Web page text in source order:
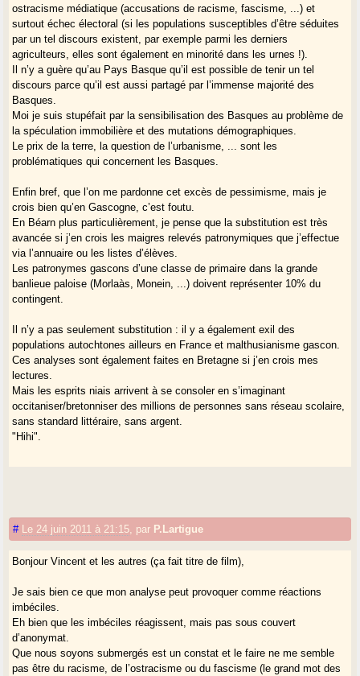
les fossoyeurs, du fait de leur nombre et de leur, déjà, suprématie dans
beaucoup d’endroits.
Amicalement.
ostracisme médiatique (accusations de racisme, fascisme, ...) et
surtout échec électoral (si les populations susceptibles d’être séduites
par un tel discours existent, par exemple parmi les derniers
agriculteurs, elles sont également en minorité dans les urnes !).
Il n’y a guère qu’au Pays Basque qu’il est possible de tenir un tel
discours parce qu’il est aussi partagé par l’immense majorité des
Basques.
Moi je suis stupéfait par la sensibilisation des Basques au problème de
la spéculation immobilière et des mutations démographiques.
Le prix de la terre, la question de l’urbanisme, ... sont les
problématiques qui concernent les Basques.
Enfin bref, que l’on me pardonne cet excès de pessimisme, mais je
crois bien qu’en Gascogne, c’est foutu.
En Béarn plus particulièrement, je pense que la substitution est très
avancée si j’en crois les maigres relevés patronymiques que j’effectue
via l’annuaire ou les listes d’élèves.
Les patronymes gascons d’une classe de primaire dans la grande
banlieue paloise (Morlaàs, Monein, ...) doivent représenter 10% du
contingent.
Il n’y a pas seulement substitution : il y a également exil des
populations autochtones ailleurs en France et malthusianisme gascon.
Ces analyses sont également faites en Bretagne si j’en crois mes
lectures.
Mais les esprits niais arrivent à se consoler en s’imaginant
occitaniser/bretonniser des millions de personnes sans réseau scolaire,
sans standard littéraire, sans argent.
"Hihi".
# Le 24 juin 2011 à 21:15 par P.Lartigue
Bonjour Vincent et les autres (ça fait titre de film),
Je sais bien ce que mon analyse peut provoquer comme réactions
imbéciles.
Eh bien que les imbéciles réagissent, mais pas sous couvert
d’anonymat.
Que nous soyons submergés est un constat et le faire ne me semble
pas être du racisme, de l’ostracisme ou du fascisme (le grand mot des